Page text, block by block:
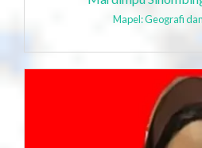
Mapel: Geografi